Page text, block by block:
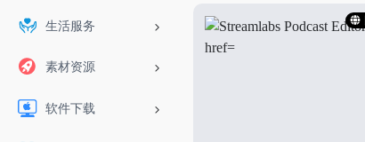
生活服务
素材资源
软件下载